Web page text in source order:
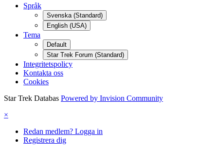
Språk
Svenska (Standard)
English (USA)
Tema
Default
Star Trek Forum (Standard)
Integritetspolicy
Kontakta oss
Cookies
Star Trek Databas Powered by Invision Community
×
Redan medlem? Logga in
Registrera dig